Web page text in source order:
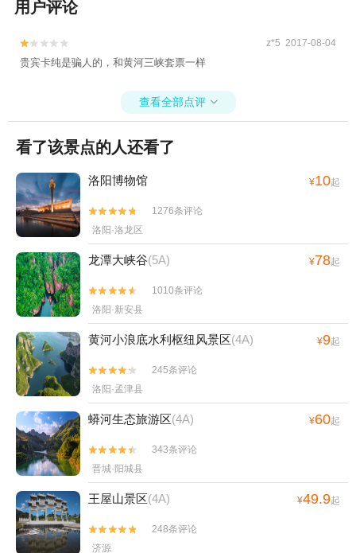
用户评论

 z*5 2017-08-04
贵宾卡纯是骗人的，和黄河三峡套票一样
查看全部点评 
看了该景点的人还看了
洛阳博物馆 ¥10起


1276条评论
洛阳·洛龙区
龙潭大峡谷(5A) ¥78起


1010条评论
洛阳·新安县
黄河小浪底水利枢纽风景区(4A) ¥9起


245条评论
洛阳·孟津县
蟒河生态旅游区(4A) ¥60起


343条评论
晋城·阳城县
王屋山景区(4A) ¥49.9起


248条评论
济源